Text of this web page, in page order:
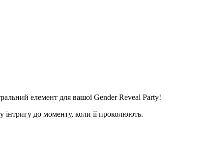
елемент для вашої Gender Reveal Party!
інтригу до моменту, коли її проколюють.